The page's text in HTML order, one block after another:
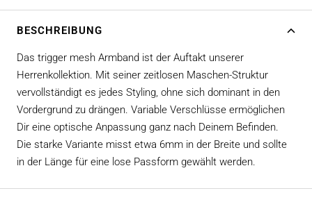
BESCHREIBUNG
Das trigger mesh Armband ist der Auftakt unserer
Herrenkollektion. Mit seiner zeitlosen Maschen-Struktur
vervollständigt es jedes Styling, ohne sich dominant in den
Vordergrund zu drängen. Variable Verschlüsse ermöglichen
Dir eine optische Anpassung ganz nach Deinem Befinden.
Die starke Variante misst etwa 6mm in der Breite und sollte
in der Länge für eine lose Passform gewählt werden.